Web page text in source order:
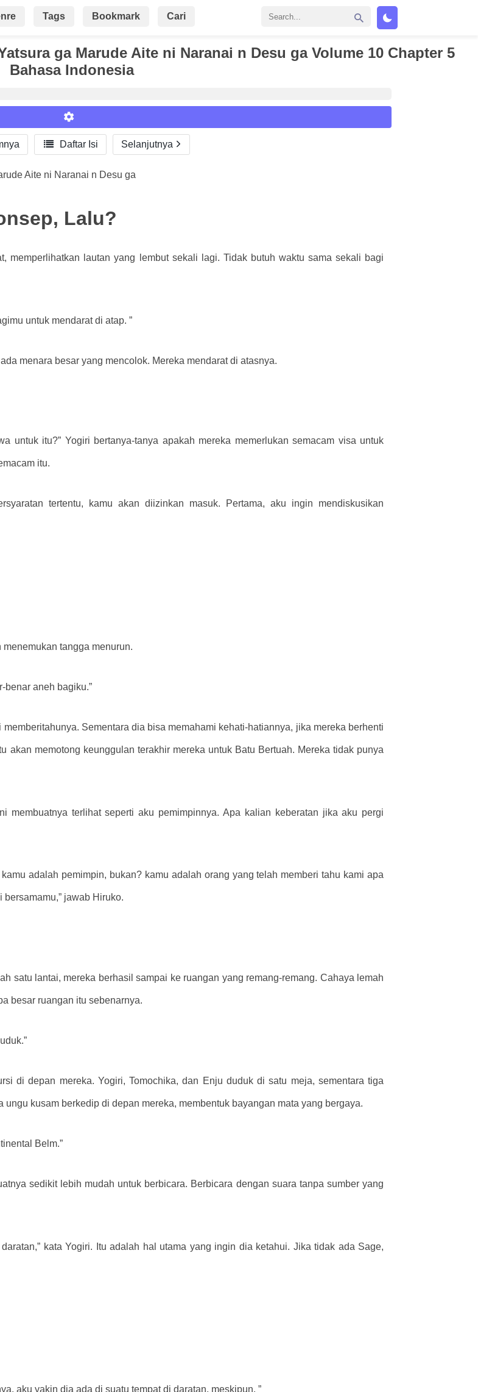
Tags Bookmark Cari
ga Marude Aite ni Naranai n Desu ga Volume 10 Chapter 5
Bahasa Indonesia
 Daftar Isi Selanjutnya
Aite ni Naranai n Desu ga
Lalu?
memperlihatkan lautan yang lembut sekali lagi. Tidak butuh waktu sama sekali bagi
untuk mendarat di atap. ”
menara besar yang mencolok. Mereka mendarat di atasnya.
untuk itu?” Yogiri bertanya-tanya apakah mereka memerlukan semacam visa untuk
itu.
tertentu, kamu akan diizinkan masuk. Pertama, aku ingin mendiskusikan
tangga menurun.
benar aneh bagiku.”
Sementara dia bisa memahami kehati-hatiannya, jika mereka berhenti
akan memotong keunggulan terakhir mereka untuk Batu Bertuah. Mereka tidak punya
membuatnya terlihat seperti aku pemimpinnya. Apa kalian keberatan jika aku pergi
adalah pemimpin, bukan? kamu adalah orang yang telah memberi tahu kami apa
jawab Hiruko.
satu lantai, mereka berhasil sampai ke ruangan yang remang-remang. Cahaya lemah
besar ruangan itu sebenarnya.
di depan mereka. Yogiri, Tomochika, dan Enju duduk di satu meja, sementara tiga
kusam berkedip di depan mereka, membentuk bayangan mata yang bergaya.
Belm.”
sedikit lebih mudah untuk berbicara. Berbicara dengan suara tanpa sumber yang
kata Yogiri. Itu adalah hal utama yang ingin dia ketahui. Jika tidak ada Sage,
aku yakin dia ada di suatu tempat di daratan, meskipun. ”